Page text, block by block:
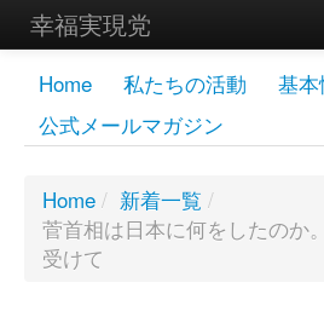
幸福実現党
メンバーズページ
党員
お問い合わせ
Home 私たちの活動
基本
公式メールマガジン
Home / 新着一覧 /
菅首相は日本に何をしたのか
受けて